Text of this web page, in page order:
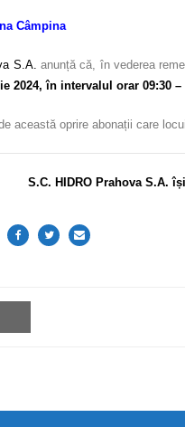
Câmpina
S.A. anunță că, în vederea
2024, în intervalul orar 09:30
această oprire abonații care
S.C. HIDRO Prahova S.A.